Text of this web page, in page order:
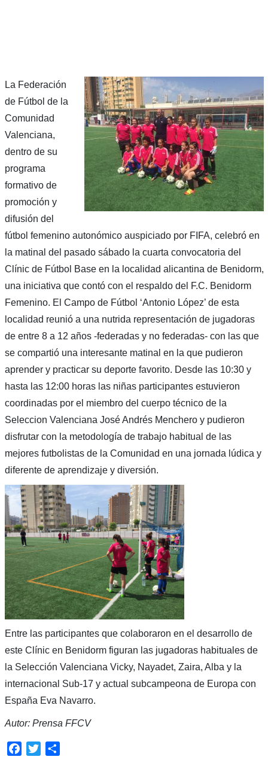
La Federación
de Fútbol de la
Comunidad
Valenciana,
dentro de su
programa
formativo de
promoción y
difusión del
fútbol femenino autonómico auspiciado por FIFA, celebró en
la matinal del pasado sábado la cuarta convocatoria del
Clínic de Fútbol Base en la localidad alicantina de Benidorm,
una iniciativa que contó con el respaldo del F.C. Benidorm
Femenino. El Campo de Fútbol ‘Antonio López’ de esta
localidad reunió a una nutrida representación de jugadoras
de entre 8 a 12 años -federadas y no federadas- con las que
se compartió una interesante matinal en la que pudieron
aprender y practicar su deporte favorito. Desde las 10:30 y
hasta las 12:00 horas las niñas participantes estuvieron
coordinadas por el miembro del cuerpo técnico de la
Seleccion Valenciana José Andrés Menchero y pudieron
disfrutar con la metodología de trabajo habitual de las
mejores futbolistas de la Comunidad en una jornada lúdica y
diferente de aprendizaje y diversión.
Entre las participantes que colaboraron en el desarrollo de
este Clínic en Benidorm figuran las jugadoras habituales de
la Selección Valenciana Vicky, Nayadet, Zaira, Alba y la
internacional Sub-17 y actual subcampeona de Europa con
España Eva Navarro.
Autor: Prensa FFCV
Facebook
Twitter